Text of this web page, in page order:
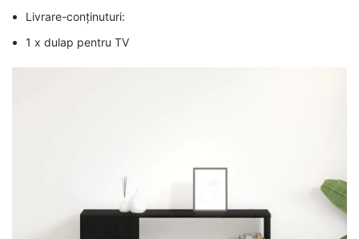
Livrare-conținuturi:
1 x dulap pentru TV